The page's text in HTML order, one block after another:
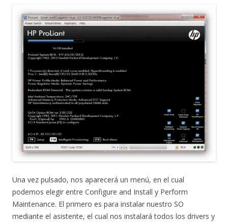
Una vez pulsado, nos aparecerá un menú, en el cual
podemos elegir entre Configure and Install y Perform
Maintenance. El primero es para instalar nuestro SO
mediante el asistente, el cual nos instalará todos los drivers y